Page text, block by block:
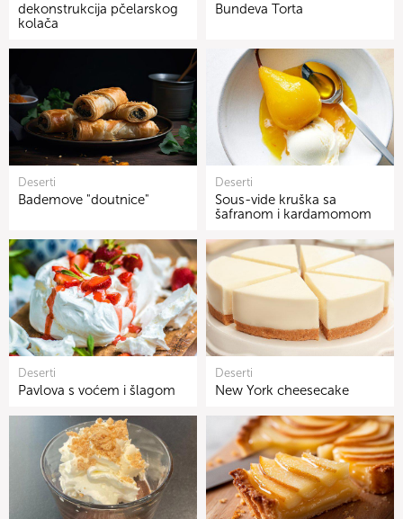
dekonstrukcija pčelarskog
kolača
Bundeva Torta
Deserti
Bademove "doutnice"
Deserti
Sous-vide kruška sa
šafranom i kardamomom
Deserti
Pavlova s voćem i šlagom
Deserti
New York cheesecake